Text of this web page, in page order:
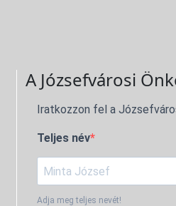
A Józsefvárosi
Iratkozzon fel a
Teljes név
Adja meg teljes nevét!